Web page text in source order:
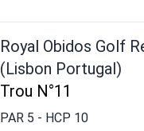
Royal Obidos Golf
(Lisbon Portugal)
Trou N°11
PAR 5 - HCP 10